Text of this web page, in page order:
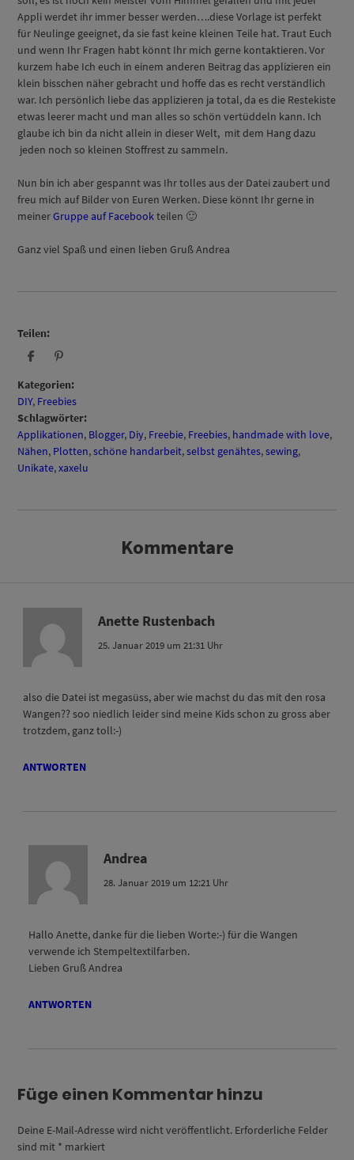
Appli werdet ihr immer besser werden….diese Vorlage ist perfekt
für Neulinge geeignet, da sie fast keine kleinen Teile hat. Traut Euch
und wenn Ihr Fragen habt könnt Ihr mich gerne kontaktieren. Vor
kurzem habe Ich euch in einem anderen Beitrag das applizieren ein
klein bisschen näher gebracht und hoffe das es recht verständlich
war. Ich persönlich liebe das applizieren ja total, da es die Restekiste
etwas leerer macht und man alles so schön vertüddeln kann. Ich
glaube ich bin da nicht allein in dieser Welt, mit dem Hang dazu
jeden noch so kleinen Stoffrest zu sammeln.
Nun bin ich aber gespannt was Ihr tolles aus der Datei zaubert und
freu mich auf Bilder von Euren Werken. Diese könnt Ihr gerne in
meinerGruppe auf Facebookteilen 🙂
Ganz viel Spaß und einen lieben Gruß Andrea
Teilen:
Kategorien:
DIY, Freebies
Schlagwörter:
Applikationen, Blogger, Diy, Freebie, Freebies, handmade with love,
Nähen, Plotten,schöne handarbeit,selbst genähtes,sewing,
Unikate,xaxelu
Kommentare
Anette Rustenbach
25. Januar 2019 um 21:31 Uhr
also die Datei ist megasüss, aber wie machst du das mit den rosa
Wangen?? soo niedlich leider sind meine Kids schon zu gross aber
trotzdem, ganz toll:-)
ANTWORTEN
Andrea
28. Januar 2019 um 12:21 Uhr
Hallo Anette, danke für die lieben Worte:-) für die Wangen
verwende ich Stempeltextilfarben.
Lieben Gruß Andrea
ANTWORTEN
Füge einen Kommentar hinzu
Deine E-Mail-Adresse wird nicht veröffentlicht. Erforderliche Felder
sind mit * markiert